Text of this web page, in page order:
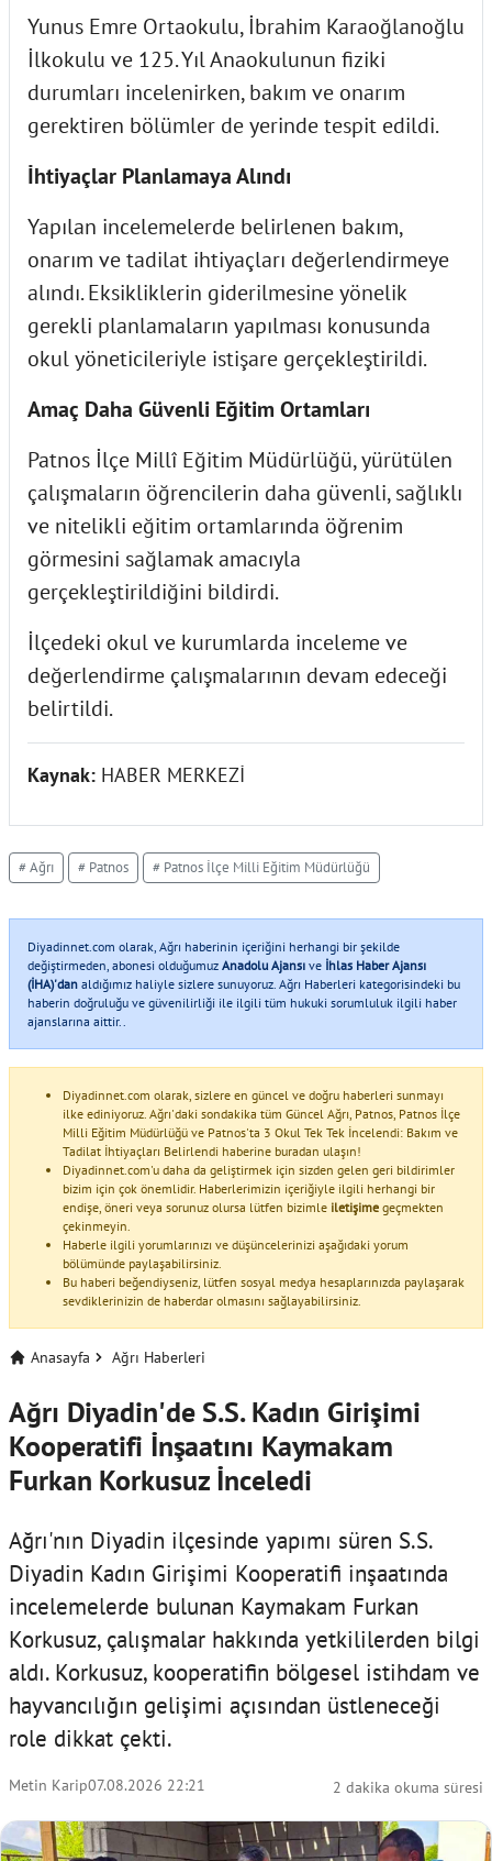
Yunus Emre Ortaokulu, İbrahim Karaoğlanoğlu
İlkokulu ve 125. Yıl Anaokulunun fiziki
durumları incelenirken, bakım ve onarım
gerektiren bölümler de yerinde tespit edildi.
İhtiyaçlar Planlamaya Alındı
Yapılan incelemelerde belirlenen bakım,
onarım ve tadilat ihtiyaçları değerlendirmeye
alındı. Eksikliklerin giderilmesine yönelik
gerekli planlamaların yapılması konusunda
okul yöneticileriyle istişare gerçekleştirildi.
Amaç Daha Güvenli Eğitim Ortamları
Patnos İlçe Millî Eğitim Müdürlüğü, yürütülen
çalışmaların öğrencilerin daha güvenli, sağlıklı
ve nitelikli eğitim ortamlarında öğrenim
görmesini sağlamak amacıyla
gerçekleştirildiğini bildirdi.
İlçedeki okul ve kurumlarda inceleme ve
değerlendirme çalışmalarının devam edeceği
belirtildi.
Kaynak: HABER MERKEZİ
# Ağrı # Patnos # Patnos İlçe Milli Eğitim Müdürlüğü
Diyadinnet.com olarak, Ağrı haberinin içeriğini herhangi bir şekilde
değiştirmeden, abonesi olduğumuz Anadolu Ajansı ve İhlas Haber Ajansı
(İHA)'dan aldığımız haliyle sizlere sunuyoruz. Ağrı Haberleri kategorisindeki bu
haberin doğruluğu ve güvenilirliği ile ilgili tüm hukuki sorumluluk ilgili haber
ajanslarına aittir..
Diyadinnet.com olarak, sizlere en güncel ve doğru haberleri sunmayı
ilke ediniyoruz. Ağrı'daki sondakika tüm Güncel Ağrı, Patnos, Patnos İlçe
Milli Eğitim Müdürlüğü ve Patnos'ta 3 Okul Tek Tek İncelendi: Bakım ve
Tadilat İhtiyaçları Belirlendi haberine buradan ulaşın!
Diyadinnet.com'u daha da geliştirmek için sizden gelen geri bildirimler
bizim için çok önemlidir. Haberlerimizin içeriğiyle ilgili herhangi bir
endişe, öneri veya sorunuz olursa lütfen bizimle iletişime geçmekten
çekinmeyin.
Haberle ilgili yorumlarınızı ve düşüncelerinizi aşağıdaki yorum
bölümünde paylaşabilirsiniz.
Bu haberi beğendiyseniz, lütfen sosyal medya hesaplarınızda paylaşarak
sevdiklerinizin de haberdar olmasını sağlayabilirsiniz.
Anasayfa Ağrı Haberleri
Ağrı Diyadin'de S.S. Kadın Girişimi
Kooperatifi İnşaatını Kaymakam
Furkan Korkusuz İnceledi
Ağrı'nın Diyadin ilçesinde yapımı süren S.S.
Diyadin Kadın Girişimi Kooperatifi inşaatında
incelemelerde bulunan Kaymakam Furkan
Korkusuz, çalışmalar hakkında yetkililerden bilgi
aldı. Korkusuz, kooperatifin bölgesel istihdam ve
hayvancılığın gelişimi açısından üstleneceği
role dikkat çekti.
Metin Karip07.08.2026 22:21 2 dakika okuma süresi